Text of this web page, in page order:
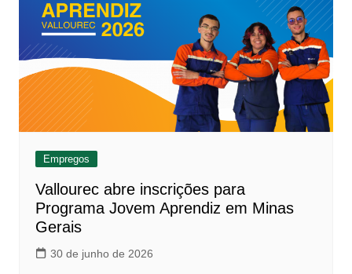
Empregos
Vallourec abre inscrições para
Programa Jovem Aprendiz em Minas
Gerais
30 de junho de 2026